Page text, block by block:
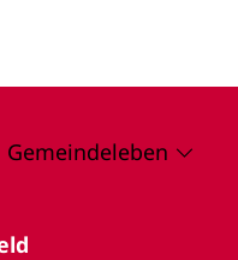
Gemeindeleben